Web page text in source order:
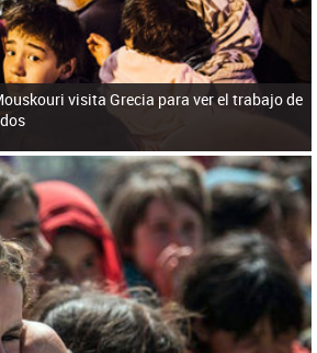
visita Grecia para ver el trabajo de